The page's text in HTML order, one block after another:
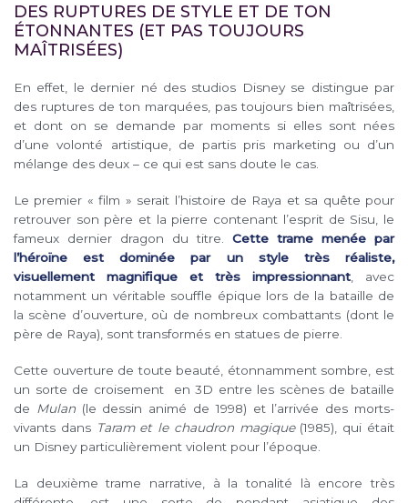
DES RUPTURES DE STYLE ET DE TON
ÉTONNANTES (ET PAS TOUJOURS
MAÎTRISÉES)
En effet, le dernier né des studios Disney se distingue par
des ruptures de ton marquées, pas toujours bien maîtrisées,
et dont on se demande par moments si elles sont nées
d’une volonté artistique, de partis pris marketing ou d’un
mélange des deux – ce qui est sans doute le cas.
Le premier « film » serait l’histoire de Raya et sa quête pour
retrouver son père et la pierre contenant l’esprit de Sisu, le
fameux dernier dragon du titre.
Cette trame menée par
l’héroïne est dominée par un style très réaliste,
visuellement magnifique et très impressionnant , avec
notamment un véritable souffle épique lors de la bataille de
la scène d’ouverture, où de nombreux combattants (dont le
père de Raya), sont transformés en statues de pierre.
Cette ouverture de toute beauté, étonnamment sombre, est
un sorte de croisement en 3D entre les scènes de bataille
de
Mulan(le dessin animé de 1998) et l’arrivée des morts-
vivants dans Taram et le chaudron magique(1985), qui était
un Disney particulièrement violent pour l’époque.
La deuxième trame narrative, à la tonalité là encore très